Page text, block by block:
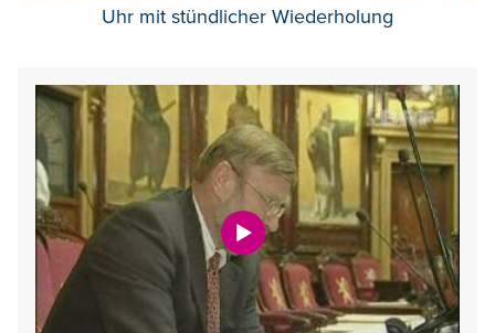
Uhr mit stündlicher Wiederholung